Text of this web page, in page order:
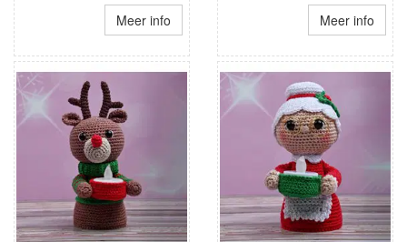
Meer info Meer info